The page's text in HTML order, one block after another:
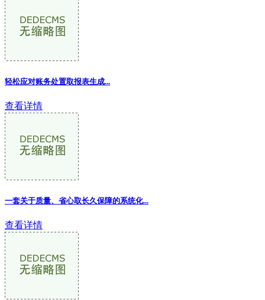
轻松应对账务处置取报表生成...
查看详情
一套关于质量、省心取长久保障的系统化...
查看详情